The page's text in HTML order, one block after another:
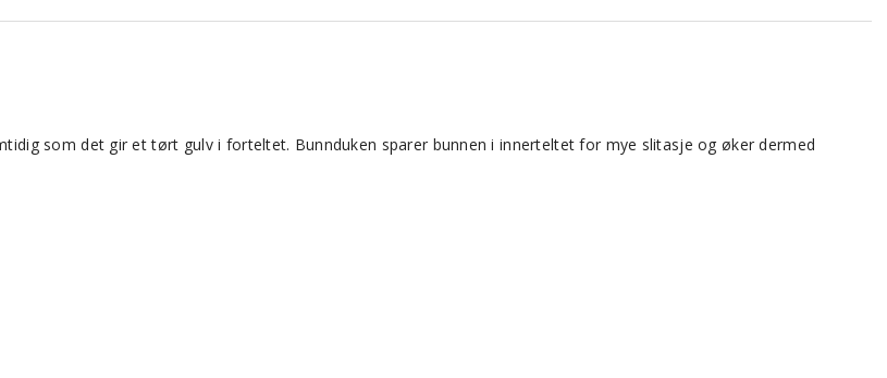
som det gir et tørt gulv i forteltet. Bunnduken sparer bunnen i innerteltet for mye slitasje og øker dermed